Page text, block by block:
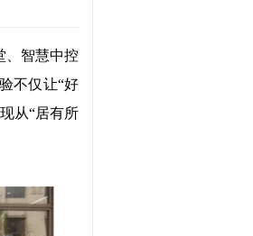
、智慧中控
不仅让“好
从“居有所